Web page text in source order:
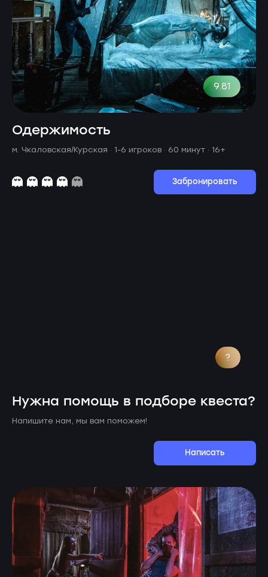
9.81
Одержимость
м. Чкаловская/Курская · 1-6 игроков · 60 минут · 16+
Забронировать
?
Нужна помощь в подборе квеста?
Напишите нам, мы вам поможем!
Написать